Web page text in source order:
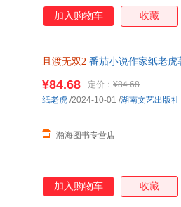
加入购物车 收藏
且渡无双2 番茄小说作家纸老
助请联系客服】
¥84.68 定价： ¥84.68
瀚海图书专营店
纸老虎 /2024-10-01 /湖南文艺出版社
加入购物车 收藏